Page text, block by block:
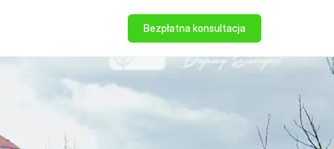
Bezpłatna konsultacja